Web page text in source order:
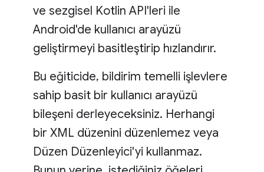
ve sezgisel Kotlin API'leri ile
Android'de kullanıcı arayüzü
geliştirmeyi basitleştirip hızlandırır.
Bu eğiticide, bildirim temelli işlevlere
sahip basit bir kullanıcı arayüzü
bileşeni derleyeceksiniz. Herhangi
bir XML düzenini düzenlemez veya
Düzen Düzenleyici'yi kullanmaz.